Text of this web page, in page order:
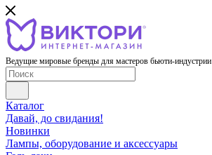
Ведущие мировые бренды для мастеров бьюти-индустрии
Каталог
Давай, до свидания!
Новинки
Лампы, оборудование и аксессуары